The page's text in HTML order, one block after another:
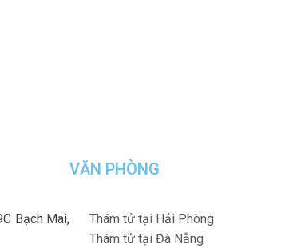
Bạch Mai,
VĂN PHÒNG
Thám tử tại Hải Phòng
Thám tử tại Đà Nẵng